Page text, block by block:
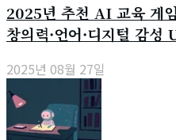
2025년 추천 AI 교육 게
창의력·언어·디지털 감성
2025년 08월 27일